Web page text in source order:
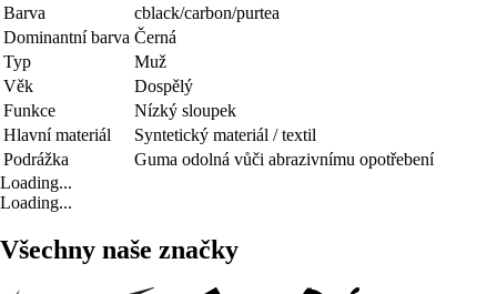
Barva
cblack/carbon/purtea
Dominantní barva Černá
Typ
Muž
Věk
Dospělý
Funkce
Nízký sloupek
Hlavní materiál
Syntetický materiál / textil
Podrážka
Guma odolná vůči abrazivnímu opotřebení
Loading...
Loading...
Všechny naše značky